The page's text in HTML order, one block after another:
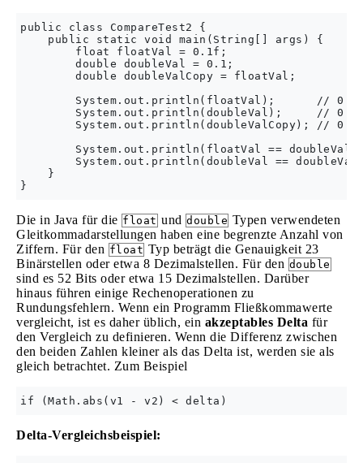
public class CompareTest2 {
    public static void main(String[] args) {
        float floatVal = 0.1f;
        double doubleVal = 0.1;
        double doubleValCopy = floatVal;
        System.out.println(floatVal);      // 0.1
        System.out.println(doubleVal);     // 0.1
System.out.println(doubleValCopy); //
System.out.println(floatVal ==
System.out.println(doubleVal ==
    }
Die in Java für die float und double Typen verwendeten
Gleitkommadarstellungen haben eine begrenzte Anzahl von
Ziffern. Für den float Typ beträgt die Genauigkeit 23
Binärstellen oder etwa 8 Dezimalstellen. Für den double
sind es 52 Bits oder etwa 15 Dezimalstellen. Darüber
hinaus führen einige Rechenoperationen zu
Rundungsfehlern. Wenn ein Programm Fließkommawerte
vergleicht, ist es daher üblich, ein akzeptables Delta für
den Vergleich zu definieren. Wenn die Differenz zwischen
den beiden Zahlen kleiner als das Delta ist, werden sie als
gleich betrachtet. Zum Beispiel
Delta-Vergleichsbeispiel: